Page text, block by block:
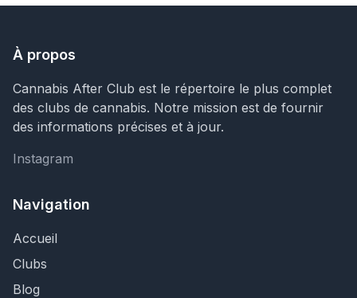
À propos
Cannabis After Club est le répertoire le plus complet
des clubs de cannabis. Notre mission est de fournir
des informations précises et à jour.
Instagram
Instagram
Navigation
Accueil
Clubs
Blog